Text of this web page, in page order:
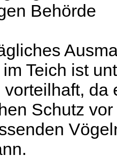
Behörde
Teich ist
vorteilhaft, da
Schutz vor